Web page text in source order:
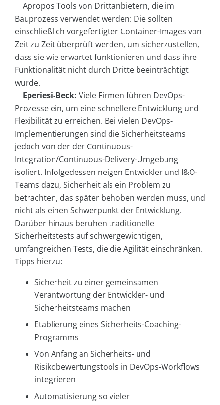
Apropos Tools von Drittanbietern, die im
Bauprozess verwendet werden: Die sollten
einschließlich vorgefertigter Container-Images von
Zeit zu Zeit überprüft werden, um sicherzustellen,
dass sie wie erwartet funktionieren und dass ihre
Funktionalität nicht durch Dritte beeinträchtigt
wurde.
Eperiesi-Beck: Viele Firmen führen DevOps-
Prozesse ein, um eine schnellere Entwicklung und
Flexibilität zu erreichen. Bei vielen DevOps-
Implementierungen sind die Sicherheitsteams
jedoch von der der Continuous-
Integration/Continuous-Delivery-Umgebung
isoliert. Infolgedessen neigen Entwickler und I&O-
Teams dazu, Sicherheit als ein Problem zu
betrachten, das später behoben werden muss, und
nicht als einen Schwerpunkt der Entwicklung.
Darüber hinaus beruhen traditionelle
Sicherheitstests auf schwergewichtigen,
umfangreichen Tests, die die Agilität einschränken.
Tipps hierzu:
Sicherheit zu einer gemeinsamen
Verantwortung der Entwickler- und
Sicherheitsteams machen
Etablierung eines Sicherheits-Coaching-
Programms
Von Anfang an Sicherheits- und
Risikobewertungstools in DevOps-Workflows
integrieren
Automatisierung so vieler